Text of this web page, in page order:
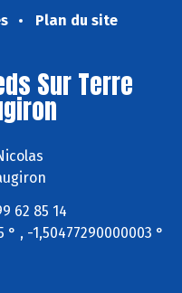
Plan du site
Sur Terre
62 85 14
° , -1,50477290000003 °